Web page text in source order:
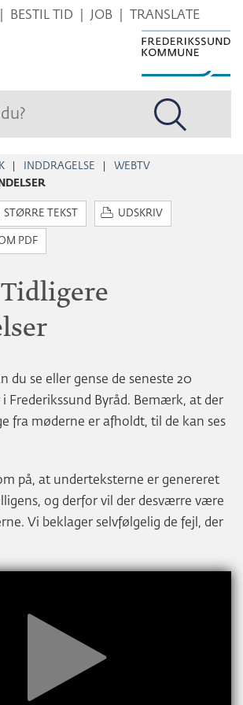
Hop
BESTIL TID JOB TRANSLATE
INDDRAGELSE
WEBTV
STØRRE TEKST UDSKRIV
PDF
Tidligere
du se eller gense de seneste 20
Frederikssund Byråd. Bemærk, at der
fra møderne er afholdt, til de kan ses
på, at underteksterne er genereret
og derfor vil der desværre være
Vi beklager selvfølgelig de fejl, der